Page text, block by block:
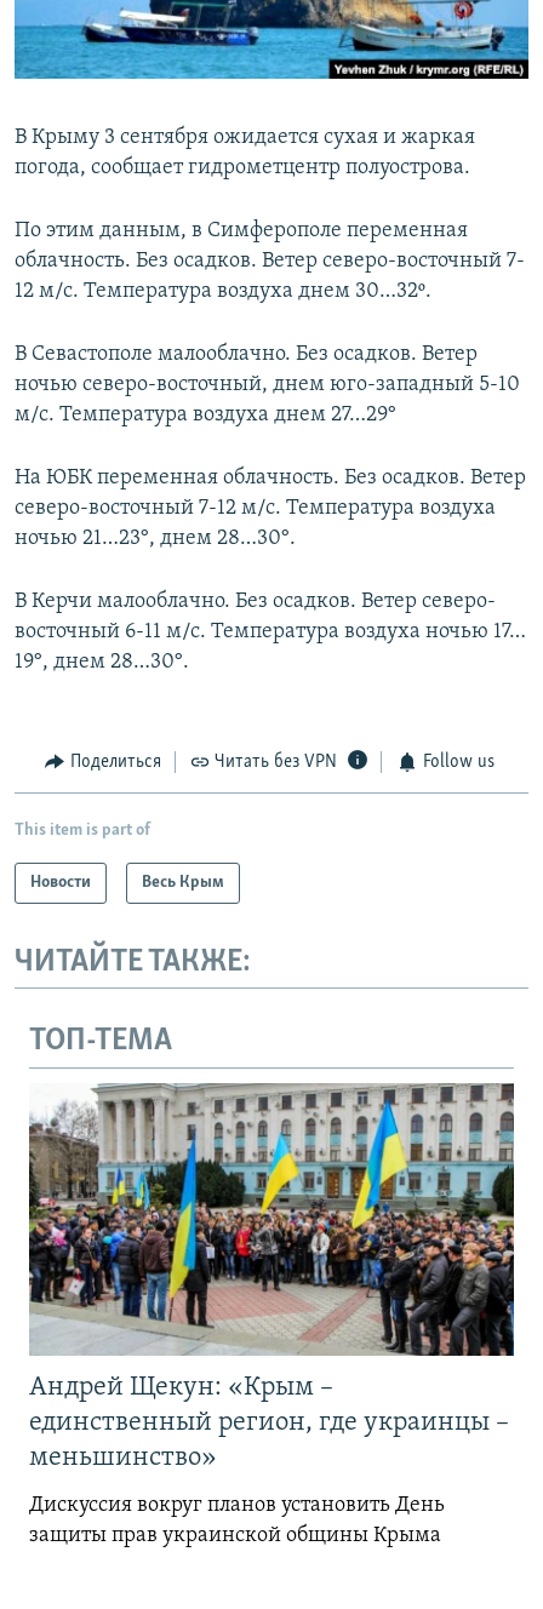
ПОБЕДИТЕЛЕЙ НЕ СУДЯТ?
КРЫМ.НЕПОКОРЕННЫЙ
УКРАИНСКАЯ ПРОБЛЕМА КРЫМА
ПРИСОЕДИНЯЙТЕСЬ!
В Крыму 3 сентября ожидается сухая и жаркая
погода, сообщает гидрометцентр полуострова.
По этим данным, в Симферополе переменная
облачность. Без осадков. Ветер северо-восточный 7-
12 м/с. Температура воздуха днем 30…32º.
В Севастополе малооблачно. Без осадков. Ветер
ночью северо-восточный, днем юго-западный 5-10
м/с. Температура воздуха днем 27…29°
На ЮБК переменная облачность. Без осадков. Ветер
северо-восточный 7-12 м/с. Температура воздуха
ночью 21…23°, днем 28…30°.
В Керчи малооблачно. Без осадков. Ветер северо-
восточный 6-11 м/с. Температура воздуха ночью 17…
19°, днем 28…30°.
Поделиться Читать без VPN Follow us
This item is part of
Новости Весь Крым
ЧИТАЙТЕ ТАКЖЕ:
ТОП-ТЕМА
Андрей Щекун: «Крым –
единственный регион, где украинцы –
меньшинство»
Дискуссия вокруг планов установить День
защиты прав украинской общины Крыма